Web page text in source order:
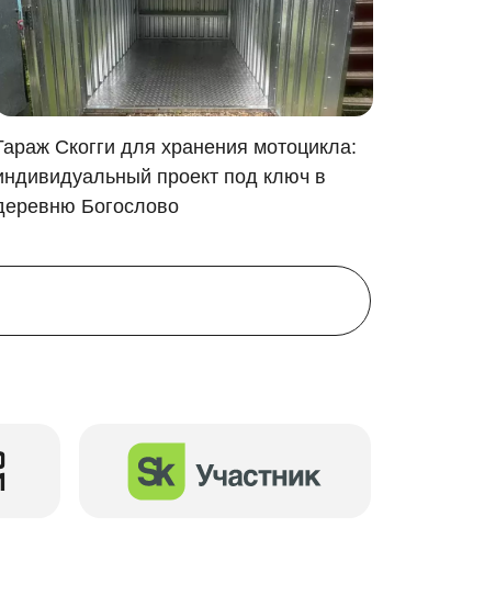
блоки. Ниже представлена схема
Скогги для хранения мотоцикла:
проект под ключ в
Богослово